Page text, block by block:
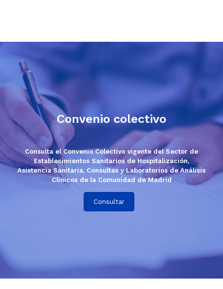
Convenio colectivo
Consulta el Convenio Colectivo vigente del Sector de
Establecimientos Sanitarios de Hospitalización,
Asistencia Sanitaria, Consultas y Laboratorios de Análisis
Clínicos de la Comunidad de Madrid
Consultar